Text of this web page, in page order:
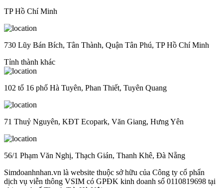
TP Hồ Chí Minh
730 Lũy Bán Bích, Tân Thành, Quận Tân Phú, TP Hồ Chí Minh
Tỉnh thành khác
102 tổ 16 phố Hà Tuyên, Phan Thiết, Tuyên Quang
71 Thuỷ Nguyên, KĐT Ecopark, Văn Giang, Hưng Yên
56/1 Phạm Văn Nghị, Thạch Gián, Thanh Khê, Đà Nẵng
Simdoanhnhan.vn là website thuộc sở hữu của Công ty cổ phẩn
dịch vụ viễn thông VSIM có GPĐK kinh doanh số 0110819698 tại